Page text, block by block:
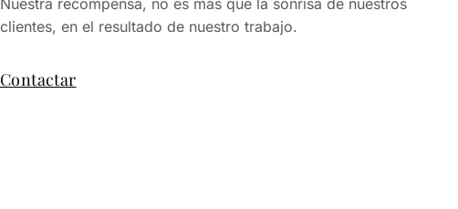
clientes, en el resultado de nuestro trabajo.
Contactar